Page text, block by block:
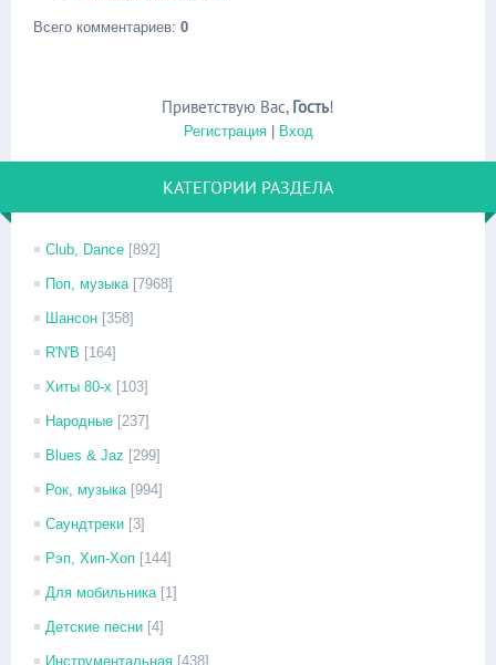
Всего комментариев: 0
Приветствую Вас, Гость!
Регистрация| Вход
КАТЕГОРИИ РАЗДЕЛА
Club, Dance [892]
Поп, музыка [7968]
Шансон [358]
R'N'B [164]
Хиты 80-х [103]
Народные [237]
Blues & Jaz [299]
Рок, музыка [994]
Саундтреки [3]
Рэп, Хип-Хоп [144]
Для мобильника [1]
Детские песни [4]
Инструментальная [438]